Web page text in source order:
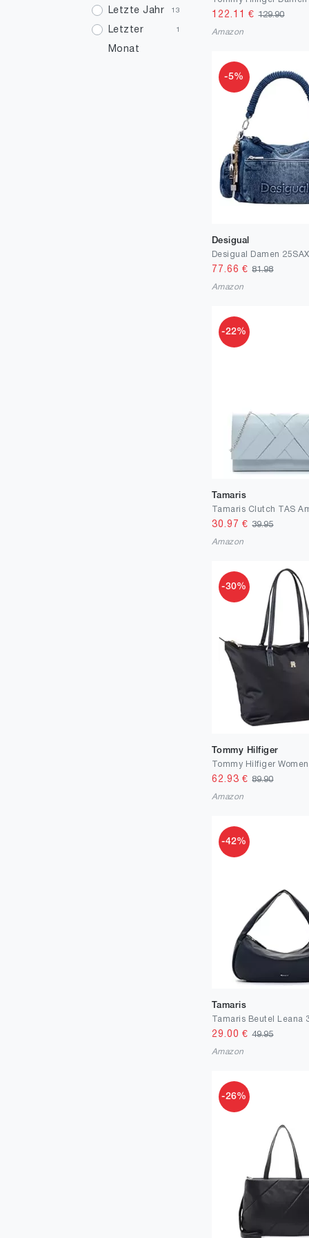
Letzte Jahr 13
Letzter
Monat
1
122.11 €129.90
Amazon
-5%
Desigual
77.66 €81.98
Amazon
-22%
Tamaris
30.97 €39.95
Amazon
-30%
Tommy Hilfiger
62.93 €89.90
Amazon
-42%
Tamaris
29.00 €49.95
Amazon
-26%